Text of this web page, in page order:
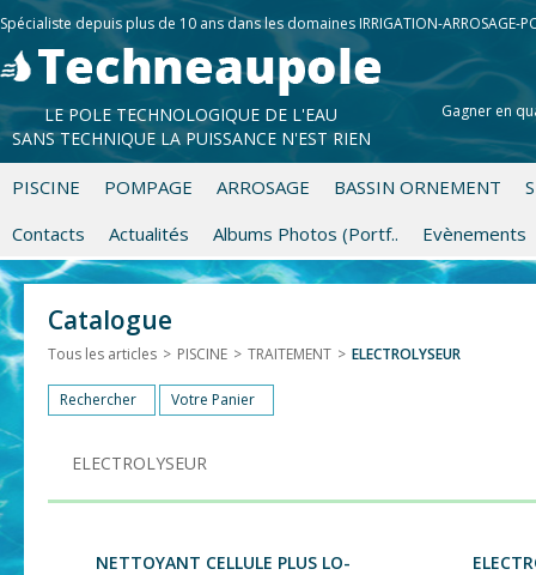
Spécialiste depuis plus de 10 ans dans les domaines IRRIGATION-ARROSAGE-
Gagner en
LE POLE TECHNOLOGIQUE DE L'EAU
SANS TECHNIQUE LA PUISSANCE N'EST RIEN
PISCINE POMPAGE ARROSAGE BASSIN ORNEMENT
Contacts
Actualités Albums Photos (Portf.. Evènements
Catalogue
Tous les articles > PISCINE > TRAITEMENT > ELECTROLYSEUR
Rechercher Votre Panier
ELECTROLYSEUR
NETTOYANT CELLULE PLUS LO-